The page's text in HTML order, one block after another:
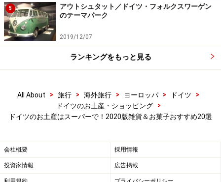
が高い！ 特にお土産人気の高い商品はこちら（写真下か
ら時計まわり順）。
■milka（ミルカ）約80セント～
紫色のパッケージが目をひくミルカの板チョコは定番の
■Kinder（キンダー）の「Happy Hippo」約1.5ユーロ
ナッツ版もあり）とミルククリームがたっぷり。なんと
も愛らしい姿でファン多数。
5
アウトシュタット／ドイツ・フォルクスワーゲン
のテーマパーク
2019/12/07
ランキングをもっと見る
All About > 旅行 > 海外旅行 > ヨーロッパ > ドイツ
>
ドイツのお土産・ショッピング
>
ドイツのお土産はスーパーで！2020版雑貨＆お菓子おすすめ20選
会社概要 採用情報
投資家情報 広告掲載